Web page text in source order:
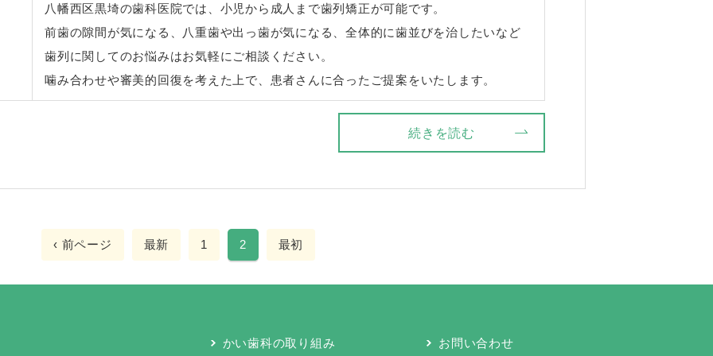
八幡西区黒埼の歯科医院では、小児から成人まで歯列矯正が可能です。
前歯の隙間が気になる、八重歯や出っ歯が気になる、全体的に歯並びを治したいなど
歯列に関してのお悩みはお気軽にご相談ください。
噛み合わせや審美的回復を考えた上で、患者さんに合ったご提案をいたします。
続きを読む
‹ 前ページ 最新 1 2 最初
かい歯科の取り組み お問い合わせ